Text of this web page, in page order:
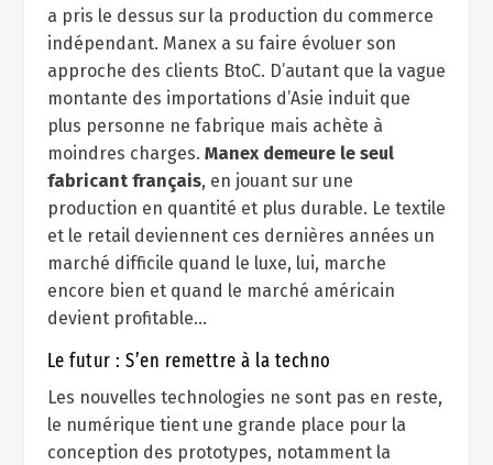
a pris le dessus sur la production du commerce
indépendant. Manex a su faire évoluer son
approche des clients BtoC. D’autant que la vague
montante des importations d’Asie induit que
plus personne ne fabrique mais achète à
moindres charges. Manex demeure le seul
fabricant français, en jouant sur une
production en quantité et plus durable. Le textile
et le retail deviennent ces dernières années un
marché difficile quand le luxe, lui, marche
encore bien et quand le marché américain
devient profitable…
Le futur : S’en remettre à la techno
Les nouvelles technologies ne sont pas en reste,
le numérique tient une grande place pour la
conception des prototypes, notamment la